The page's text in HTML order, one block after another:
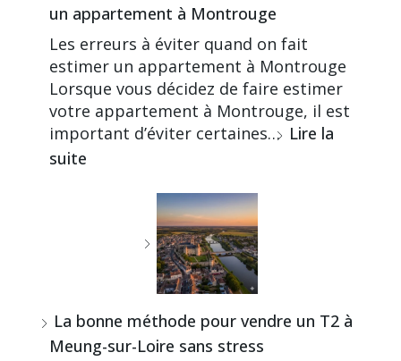
un appartement à Montrouge
Les erreurs à éviter quand on fait
estimer un appartement à Montrouge
Lorsque vous décidez de faire estimer
votre appartement à Montrouge, il est
important d’éviter certaines… Lire la
suite
La bonne méthode pour vendre un T2 à
Meung-sur-Loire sans stress